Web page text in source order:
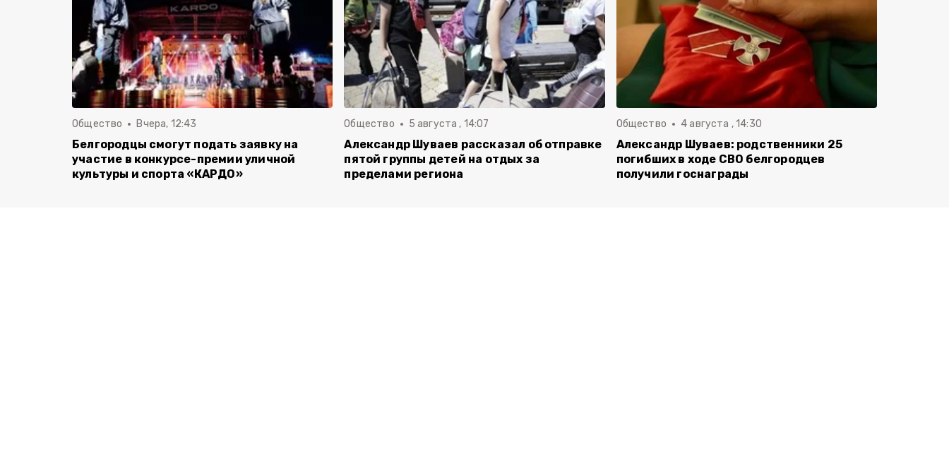
Общество Вчера, 12:43
Белгородцы смогут подать заявку на
участие в конкурсе-премии уличной
культуры и спорта «КАРДО»
Общество 5 августа , 14:07
Александр Шуваев рассказал об отправке
пятой группы детей на отдых за
пределами региона
Общество 4 августа , 14:30
Александр Шуваев: родственники 25
погибших в ходе СВО белгородцев
получили госнаграды